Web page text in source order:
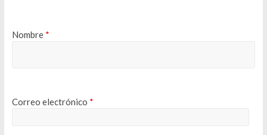
Nombre *
Correo electrónico *